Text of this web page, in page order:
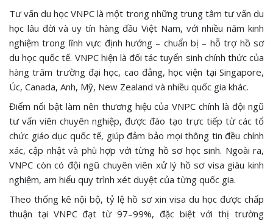
Tư vấn du học VNPC là một trong những trung tâm tư vấn du
học lâu đời và uy tín hàng đầu Việt Nam, với nhiều năm kinh
nghiệm trong lĩnh vực định hướng – chuẩn bị – hỗ trợ hồ sơ
du học quốc tế. VNPC hiện là đối tác tuyển sinh chính thức của
hàng trăm trường đại học, cao đẳng, học viện tại Singapore,
Úc, Canada, Anh, Mỹ, New Zealand và nhiều quốc gia khác.
Điểm nổi bật làm nên thương hiệu của VNPC chính là đội ngũ
tư vấn viên chuyên nghiệp, được đào tạo trực tiếp từ các tổ
chức giáo dục quốc tế, giúp đảm bảo mọi thông tin đều chính
xác, cập nhật và phù hợp với từng hồ sơ học sinh. Ngoài ra,
VNPC còn có đội ngũ chuyên viên xử lý hồ sơ visa giàu kinh
nghiệm, am hiểu quy trình xét duyệt của từng quốc gia.
Theo thống kê nội bộ, tỷ lệ hồ sơ xin visa du học được chấp
thuận tại VNPC đạt từ 97–99%, đặc biệt với thị trường